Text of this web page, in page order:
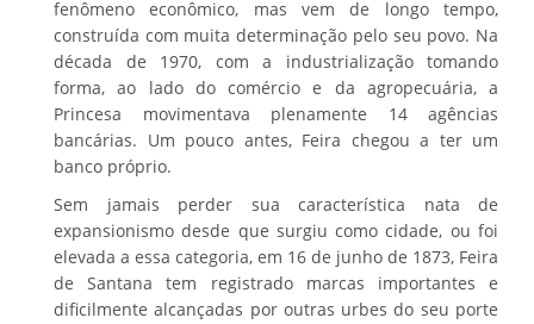
fenômeno econômico, mas vem de longo tempo,
construída com muita determinação pelo seu povo. Na
década de 1970, com a industrialização tomando
forma, ao lado do comércio e da agropecuária, a
Princesa movimentava plenamente 14 agências
bancárias. Um pouco antes, Feira chegou a ter um
banco próprio.
Sem jamais perder sua característica nata de
expansionismo desde que surgiu como cidade, ou foi
elevada a essa categoria, em 16 de junho de 1873, Feira
de Santana tem registrado marcas importantes e
dificilmente alcançadas por outras urbes do seu porte